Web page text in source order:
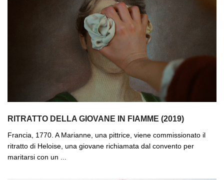
RITRATTO DELLA GIOVANE IN FIAMME (2019)
Francia, 1770. A Marianne, una pittrice, viene commissionato il
ritratto di Heloise, una giovane richiamata dal convento per
maritarsi con un ...